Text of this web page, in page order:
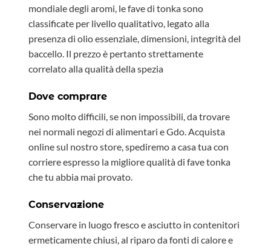
mondiale degli aromi, le fave di tonka sono
classificate per livello qualitativo, legato alla
presenza di olio essenziale, dimensioni, integrità del
baccello. Il prezzo è pertanto strettamente
correlato alla qualità della spezia
Dove comprare
Sono molto difficili, se non impossibili, da trovare
nei normali negozi di alimentari e Gdo. Acquista
online sul nostro store, spediremo a casa tua con
corriere espresso la migliore qualità di fave tonka
che tu abbia mai provato.
Conservazione
Conservare in luogo fresco e asciutto in contenitori
ermeticamente chiusi, al riparo da fonti di calore e